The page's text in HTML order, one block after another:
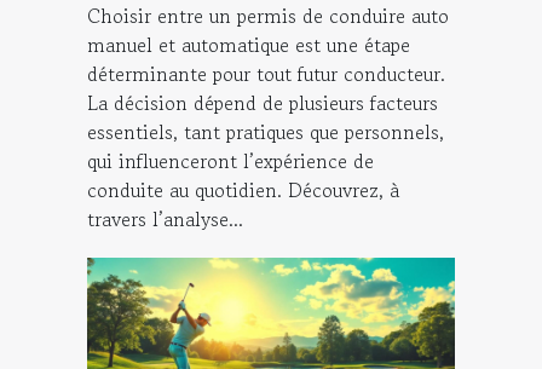
Choisir entre un permis de conduire auto
manuel et automatique est une étape
déterminante pour tout futur conducteur.
La décision dépend de plusieurs facteurs
essentiels, tant pratiques que personnels,
qui influenceront l’expérience de
conduite au quotidien. Découvrez, à
travers l’analyse...